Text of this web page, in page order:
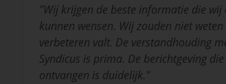
"Wij krijgen de beste informatie die wij
kunnen wensen. Wij zouden niet
verbeteren valt. De verstandhouding
Syndicus is prima. De berichtgeving
ontvangen is duidelijk."